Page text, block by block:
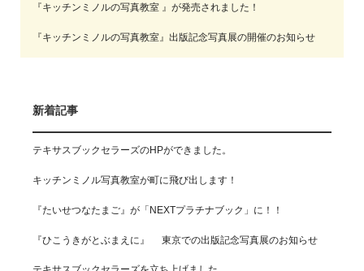
『キッチンミノルの写真教室 』が発売されました！
『キッチンミノルの写真教室』出版記念写真展の開催のお知らせ
新着記事
テキサスブックセラーズのHPができました。
キッチンミノル写真教室が町に飛び出します！
『たいせつなたまご』が「NEXTプラチナブック」に！！
『ひこうきがとぶまえに』 東京での出版記念写真展のお知らせ